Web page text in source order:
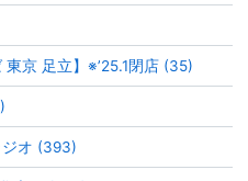
京 足立】※’25.1閉店 (35)
ジオ (393)